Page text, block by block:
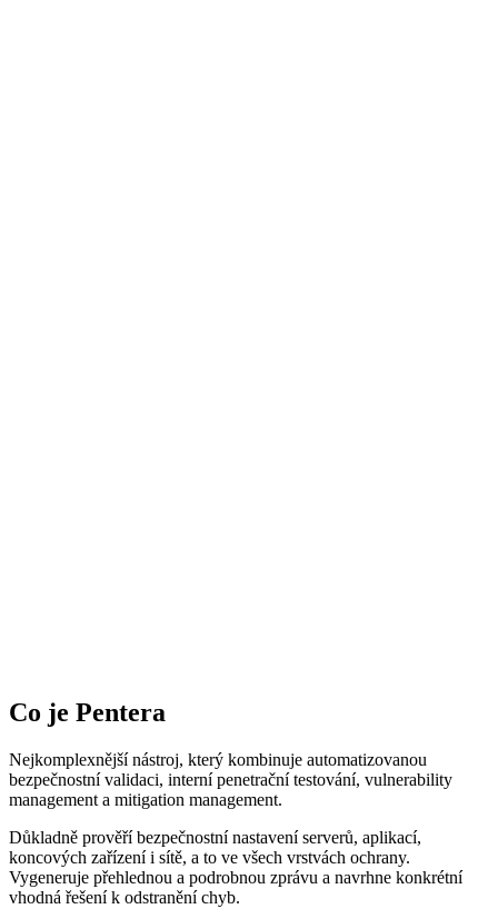
Co je Pentera
Nejkomplexnější nástroj, který kombinuje automatizovanou
bezpečnostní validaci, interní penetrační testování, vulnerability
management a mitigation management.
Důkladně prověří bezpečnostní nastavení serverů, aplikací,
koncových zařízení i sítě, a to ve všech vrstvách ochrany.
Vygeneruje přehlednou a podrobnou zprávu a navrhne konkrétní
vhodná řešení k odstranění chyb.